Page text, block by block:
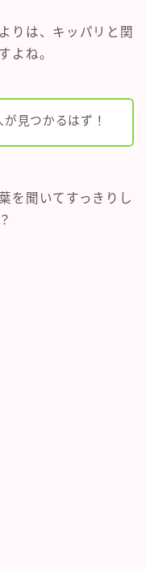
りは、キッパリと関
よね。
見つかるはず！
を聞いてすっきりし